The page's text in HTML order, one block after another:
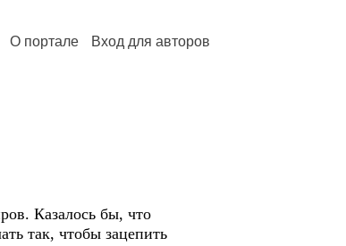
О портале Вход для авторов
Казалось бы, что
так, чтобы зацепить